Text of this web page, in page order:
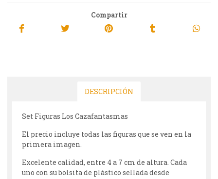
Compartir
DESCRIPCIÓN
Set Figuras Los Cazafantasmas
El precio incluye todas las figuras que se ven en la
primera imagen.
Excelente calidad, entre 4 a 7 cm de altura. Cada
uno con su bolsita de plástico sellada desde